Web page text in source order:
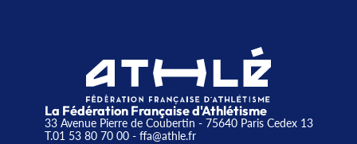
La Fédération Française d'Athlétisme
33 Avenue Pierre de Coubertin - 75640 Paris Cedex 13
T.01 53 80 70 00- ffa@athle.fr